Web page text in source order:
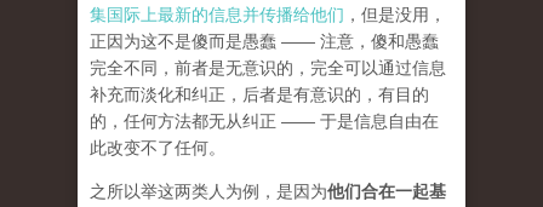
集国际上最新的信息并传播给他们 ，但是没用，
正因为这不是傻而是愚蠢 —— 注意，傻和愚蠢
完全不同，前者是无意识的，完全可以通过信息
补充而淡化和纠正，后者是有意识的，有目的
的，任何方法都无从纠正 —— 于是信息自由在
此改变不了任何。
之所以举这两类人为例，是因为他们合在一起基